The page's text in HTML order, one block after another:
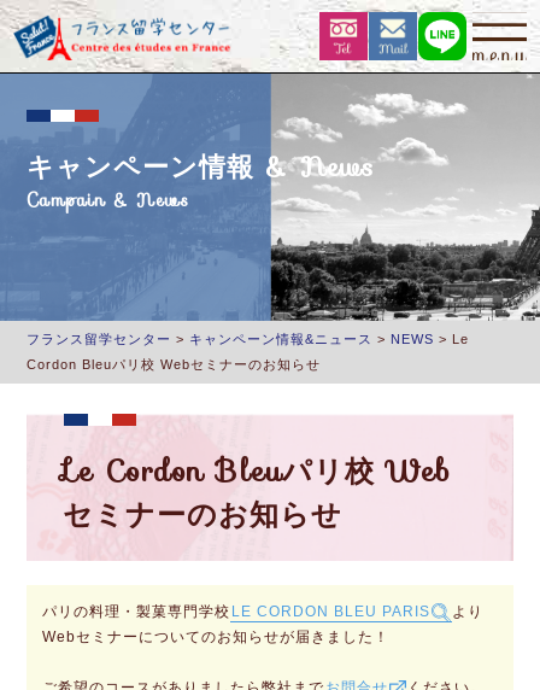
キャンペーン情報 & News
Campain & News
フランス留学センター > キャンペーン情報&ニュース > NEWS > Le
Cordon Bleuパリ校 Webセミナーのお知らせ
Le Cordon Bleuパリ校 Web
セミナーのお知らせ
パリの料理・製菓専門学校 LE CORDON BLEU PARIS
より
Webセミナーについてのお知らせが届きました！